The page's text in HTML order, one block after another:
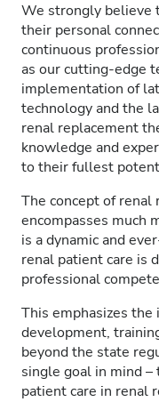
We strongly believe
their personal
continuous
as our cutting-edge
implementation of
technology and the
renal replacement
knowledge and
to their fullest
The concept of
encompasses much
is a dynamic and
renal patient care is
professional
This emphasizes
development,
beyond the state
single goal in mind
patient care in renal